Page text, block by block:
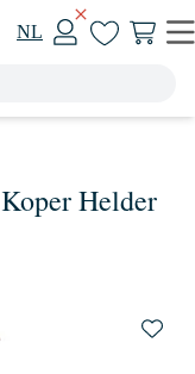
NL
Helder